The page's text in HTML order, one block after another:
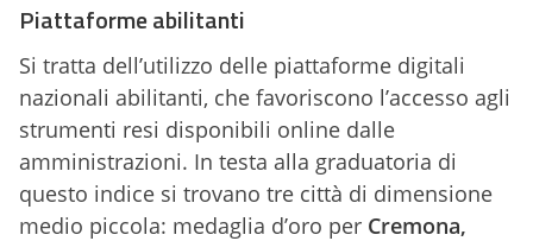
Piattaforme abilitanti
Si tratta dell’utilizzo delle piattaforme digitali
nazionali abilitanti, che favoriscono l’accesso agli
strumenti resi disponibili online dalle
amministrazioni. In testa alla graduatoria di
questo indice si trovano tre città di dimensione
medio piccola: medaglia d’oro per Cremona,